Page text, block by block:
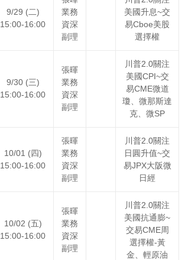
9/29 (二)
15:00-16:00
業務
資深
副理
美國升息~交
易Cboe美股
選擇權
9/30 (三)
15:00-16:00
張暉
業務
資深
副理
川普2.0關注
美國CPI~交
易CME微道
瓊、微那斯達
克、微SP
10/01 (四)
15:00-16:00
張暉
業務
資深
副理
川普2.0關注
日圓升值~交
易JPX大阪微
日經
10/02 (五)
15:00-16:00
張暉
業務
資深
副理
川普2.0關注
美國抗通膨~
交易CME周
選擇權-黃
金、輕原油